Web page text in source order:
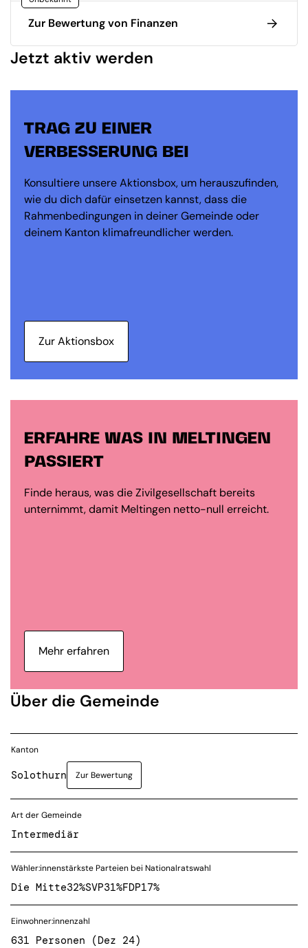
Zur Bewertung von Finanzen
Jetzt aktiv werden
TRAG ZU EINER
VERBESSERUNG BEI
Konsultiere unsere Aktionsbox, um herauszufinden,
wie du dich dafür einsetzen kannst, dass die
Rahmenbedingungen in deiner Gemeinde oder
deinem Kanton klimafreundlicher werden.
Zur Aktionsbox
ERFAHRE WAS IN MELTINGEN
PASSIERT
Finde heraus, was die Zivilgesellschaft bereits
unternimmt, damit Meltingen netto-null erreicht.
Mehr erfahren
Über die Gemeinde
Kanton
Solothurn Zur Bewertung
Art der Gemeinde
Intermediär
Wähler:innenstärkste Parteien bei Nationalratswahl
Die Mitte32%SVP31%FDP17%
Einwohner:innenzahl
631 Personen (Dez 24)